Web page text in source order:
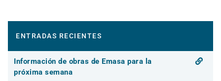
ENTRADAS RECIENTES
Información de obras de Emasa para la
próxima semana